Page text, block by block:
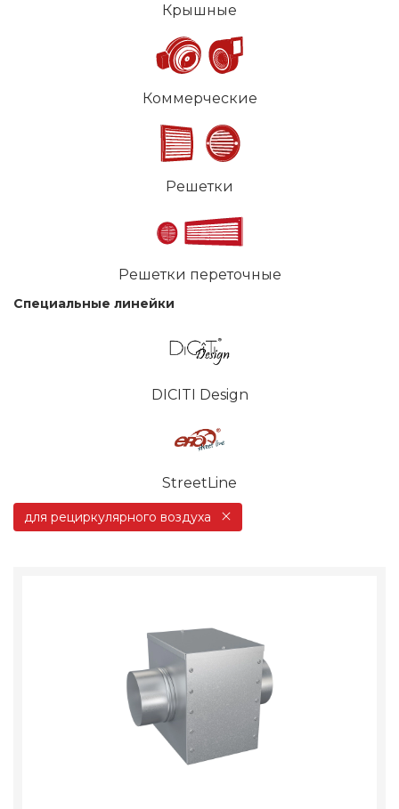
Крышные
Коммерческие
Решетки
Решетки переточные
Специальные линейки
DICITI Design
StreetLine
для рециркулярного воздуха